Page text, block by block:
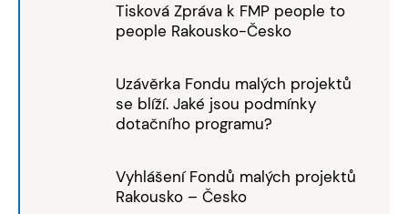
Tisková Zpráva k FMP people to
people Rakousko-Česko
Uzávěrka Fondu malých projektů
se blíží. Jaké jsou podmínky
dotačního programu?
Vyhlášení Fondů malých projektů
Rakousko – Česko